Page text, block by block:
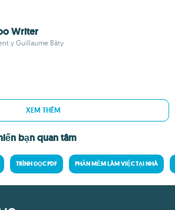
Writer
y Guillaume Bâty
XEM THÊM
bạn quan tâm
TRÌNH ĐỌC PDF PHẦN MỀM LÀM VIỆC TẠI NHÀ